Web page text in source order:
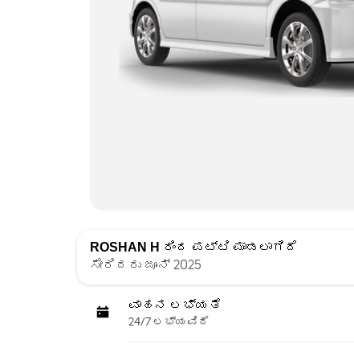
ROSHAN H ರಿಂದ ಪಟ್ಟಿ ಮಾಡಲಾಗಿದೆ
ಸೇರಿದರು ಜೂನ್ 2025
ವಾಹನ ಲಭ್ಯತೆ
24/7 ಲಭ್ಯವಿದೆ